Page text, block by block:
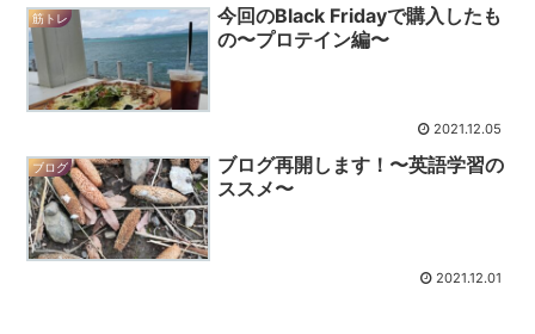
筋トレ
今回のBlack Fridayで購入したも
の〜プロテイン編〜
2021.12.05
ブログ
ブログ再開します！〜英語学習の
ススメ〜
2021.12.01